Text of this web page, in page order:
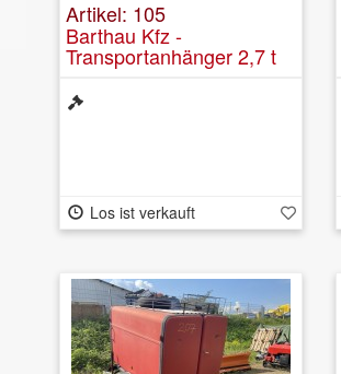
Artikel: 105
Barthau Kfz -
Transportanhänger 2,7 t
Los ist verkauft